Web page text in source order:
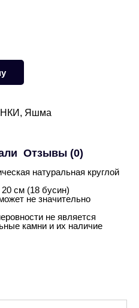
, Яшма
Отзывы (0)
натуральная круглой
см (18 бусин)
не значительно
не является
камни и их наличие